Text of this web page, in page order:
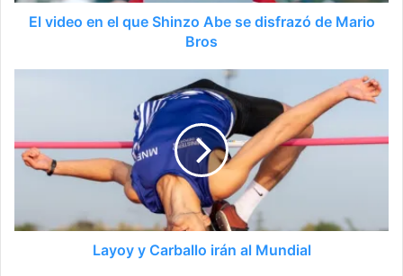
El video en el que Shinzo Abe se disfrazó de Mario
Bros
Layoy y Carballo irán al Mundial